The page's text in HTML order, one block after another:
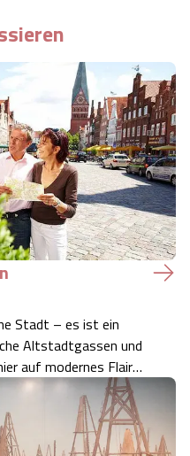
Stadt – es ist ein
Altstadtgassen und
auf modernes Flair
zum ersten Mal
einer neuen Seite